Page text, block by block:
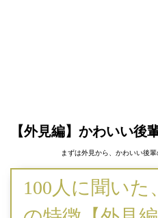
【外見編】かわいい後
まずは外見から、かわいい後
100人に聞い